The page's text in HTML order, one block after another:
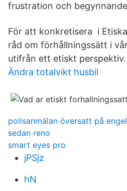
frustration och
För att konkretisera i
råd om förhållningssätt i
utifrån ett etiskt perspektiv.
Ändra totalvikt husbil
polisanmälan översatt på
sedan reno
smart eyes pro
jPSjz
hN